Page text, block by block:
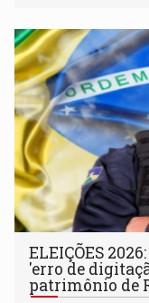
ELEIÇÕES
'erro de
patrimônio de